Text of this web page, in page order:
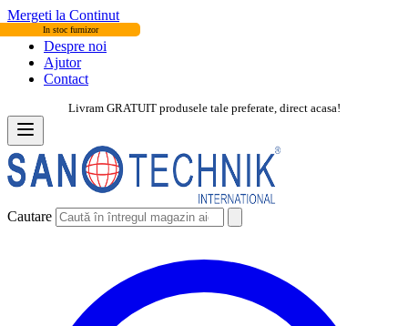
Mergeti la Continut
Despre noi
Ajutor
Contact
Livram GRATUIT produsele tale preferate, direct acasa!
Cautare
In stoc furnizor